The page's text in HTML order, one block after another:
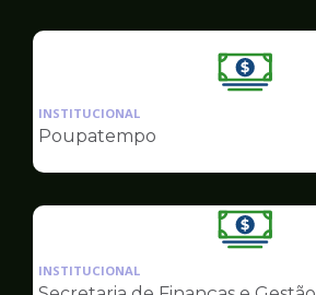
Ilustração
Finanças
INSTITUCIONAL
Poupatempo
Ilustração
pagina
INSTITUCIONAL